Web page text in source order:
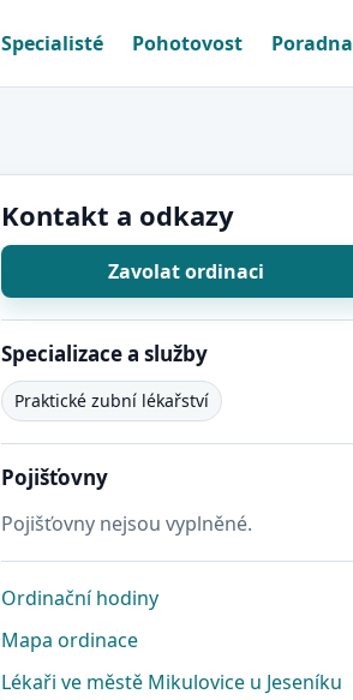
Specialisté Pohotovost Poradna
Kontakt a odkazy
Zavolat ordinaci
Specializace a služby
Praktické zubní lékařství
Pojišťovny
Pojišťovny nejsou vyplněné.
Ordinační hodiny
Mapa ordinace
Lékaři ve městě Mikulovice u Jeseníku